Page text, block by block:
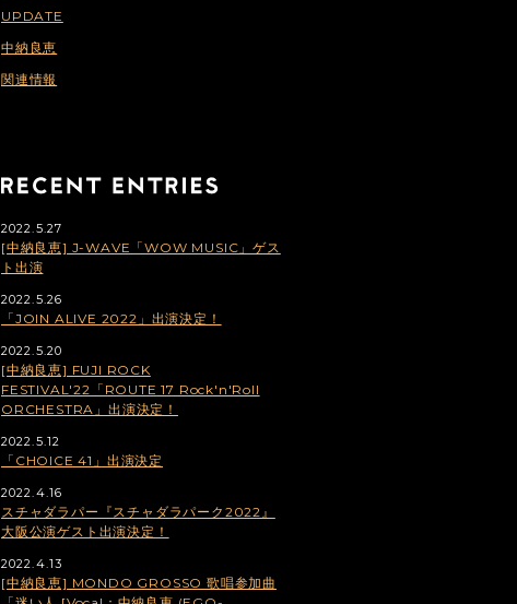
UPDATE
中納良恵
関連情報
2022.5.27
[中納良恵] J-WAVE「WOW MUSIC」ゲス
ト出演
2022.5.26
「JOIN ALIVE 2022」出演決定！
2022.5.20
[中納良恵] FUJI ROCK
FESTIVAL'22「ROUTE 17 Rock'n'Roll
ORCHESTRA」出演決定！
2022.5.12
「CHOICE 41」出演決定
2022.4.16
スチャダラパー『スチャダラパーク2022』
大阪公演ゲスト出演決定！
2022.4.13
[中納良恵] MONDO GROSSO 歌唱参加曲